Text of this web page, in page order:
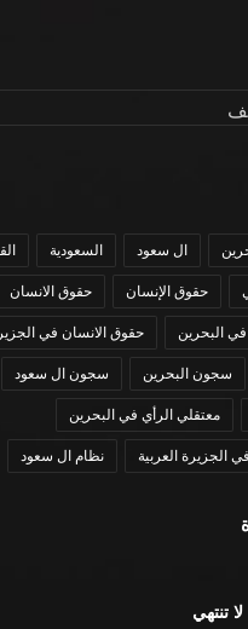
ال سعود السعودية
حقوق الإنسان حقوق الانسان
البحرين حقوق الانسان في
سجون البحرين سجون ال سعود
معتقلي الرأي في البحرين
الجزيرة العربية نظام ال سعود
تنتهي